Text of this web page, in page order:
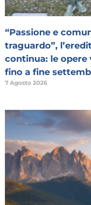
“Passione e
traguardo”,
continua: le
fino a fine
7 Agosto 2026